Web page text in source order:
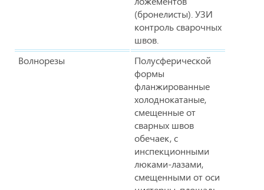
(бронелисты). УЗИ
контроль сварочных
швов.
Волнорезы
Полусферической
формы
фланжированные
холоднокатаные,
смещенные от
сварных швов
обечаек, с
инспекционными
люками-лазами,
смещенными от оси